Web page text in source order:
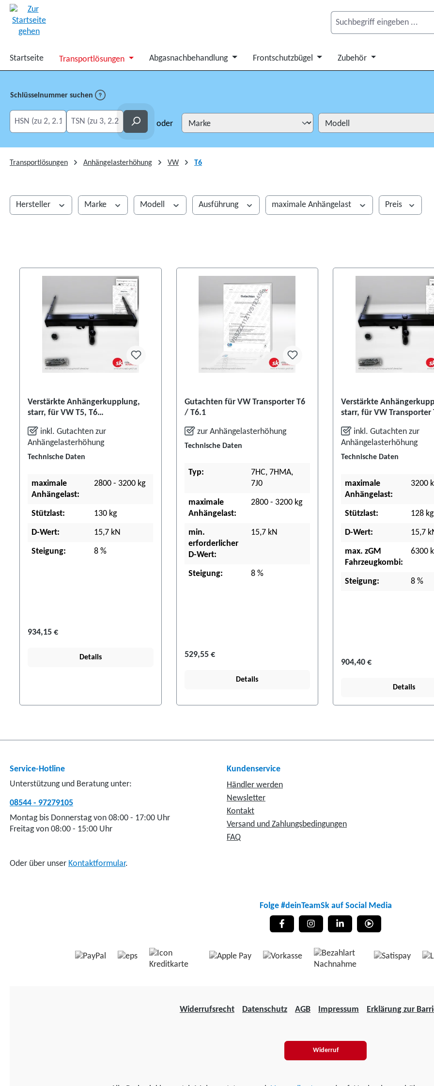
Startseite Transportlösungen Abgasnachbehandlung Frontschutzbügel Zubehör
Schlüsselnummer suchen
HSN eingeben
TSN eingeben Suchen oder
Transportlösungen Anhängelasterhöhung VW T6
Hersteller Marke Modell Ausführung maximale Anhängelast Preis
Verstärkte Anhängerkupplung,
starr, für VW T5, T6
inkl. Gutachten zur
Anhängelasterhöhung
Technische Daten
maximale
Anhängelast:
2800 - 3200 kg
Stützlast: 130 kg
D-Wert: 15,7 kN
Steigung: 8 %
934,15 €
Details
Gutachten für VW Transporter T6
/ T6.1
zur Anhängelasterhöhung
Technische Daten
Typ:
7HC, 7HMA,
7J0
maximale
Anhängelast:
2800 - 3200 kg
min.
erforderlicher
D-Wert:
15,7 kN
Steigung: 8 %
529,55 €
Details
Verstärkte
starr, für VW Transporter
inkl. Gutachten zur
Anhängelasterhöhung
Technische Daten
maximale
Anhängelast:
3200
Stützlast: 128 kg
D-Wert: 15,7
max. zGM
Fahrzeugkombi:
6300
Steigung: 8 %
904,40 €
Details
Service-Hotline
Unterstützung und Beratung unter:
08544 - 97279105
Montag bis Donnerstag von 08:00 - 17:00 Uhr
Freitag von 08:00 - 15:00 Uhr
Oder über unser Kontaktformular.
Kundenservice
Händler werden
Newsletter
Kontakt
Versand und Zahlungsbedingungen
FAQ
Folge #deinTeamSk auf Social Media
Widerrufsrecht Datenschutz AGB Impressum Erklärung zur
Widerruf